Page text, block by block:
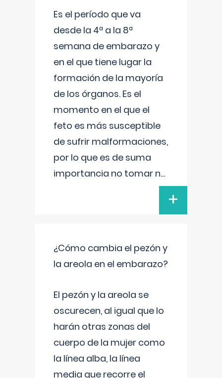
Es el período que va
desde la 4ª a la 8ª
semana de embarazo y
en el que tiene lugar la
formación de la mayoría
de los órganos. Es el
momento en el que el
feto es más susceptible
de sufrir malformaciones,
por lo que es de suma
importancia no tomar n...
+
¿Cómo cambia el pezón y
la areola en el embarazo?
El pezón y la areola se
oscurecen, al igual que lo
harán otras zonas del
cuerpo de la mujer como
la línea alba, la línea
media que recorre el